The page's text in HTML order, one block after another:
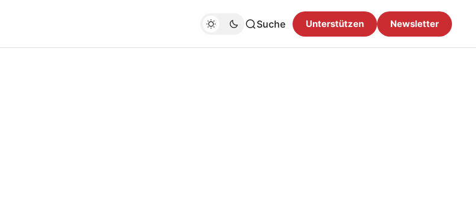
Suche Unterstützen Newsletter